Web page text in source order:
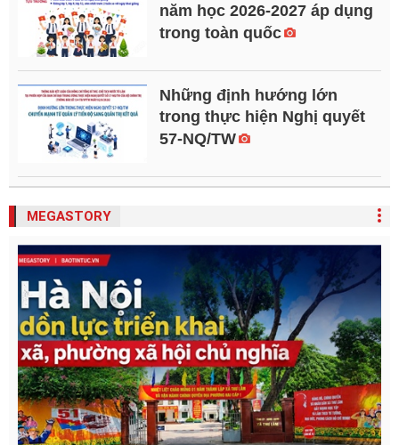
năm học 2026-2027 áp dụng
trong toàn quốc
Những định hướng lớn
trong thực hiện Nghị quyết
57-NQ/TW
MEGASTORY